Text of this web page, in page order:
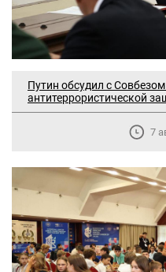
Путин обсудил с
антитеррористической
7